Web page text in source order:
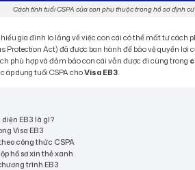
Cách tính tuổi CSPA của con phụ thuộc trong hồ sơ định cư
gia đình lo lắng về việc con cái có thể mất tư cách
Protection Act) đã được ban hành để bảo vệ quyền lợi
phù hợp và đảm bảo con cái vẫn được đi cùng trong
áp dụng tuổi CSPA choVisa EB3.
diện EB3 là gì?
Visa EB3
công thức CSPA
hồ sơ xin thẻ xanh
trình EB3